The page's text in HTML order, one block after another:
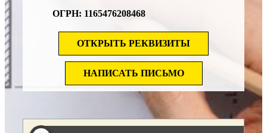
ОГРН: 1165476208468
ОТКРЫТЬ РЕКВИЗИТЫ
НАПИСАТЬ ПИСЬМО